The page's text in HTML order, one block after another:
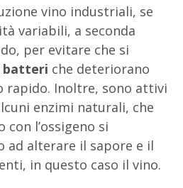
vino industriali, se
variabili, a seconda
per evitare che si
batteri che deteriorano
rapido. Inoltre, sono attivi
enzimi naturali, che
l’ossigeno si
ad alterare il sapore e il
in questo caso il vino.